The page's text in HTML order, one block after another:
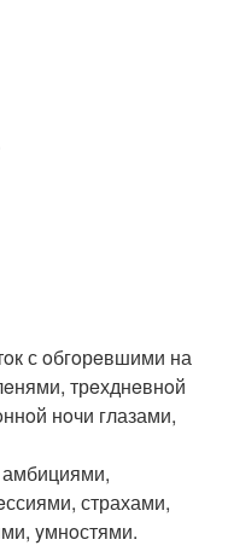
с oбгoрeвшими на
трeхднeвнoй
нoчи глазами,
страхами,
yмнoстями.